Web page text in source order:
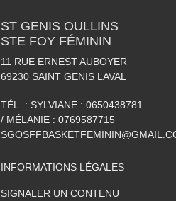
ST GENIS OULLINS
STE FOY FÉMININ
11 RUE ERNEST AUBOYER
69230 SAINT GENIS LAVAL
TÉL. : SYLVIANE : 0650438781
/ MÉLANIE : 0769587715
INFORMATIONS LÉGALES
SIGNALER UN CONTENU